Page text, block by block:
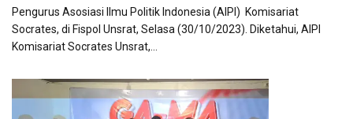
Pengurus Asosiasi Ilmu Politik Indonesia (AIPI) Komisariat
Socrates, di Fispol Unsrat, Selasa (30/10/2023). Diketahui, AIPI
Komisariat Socrates Unsrat,…